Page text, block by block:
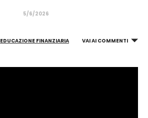
5/6/2026
EDUCAZIONE FINANZIARIA VAI AI COMMENTI